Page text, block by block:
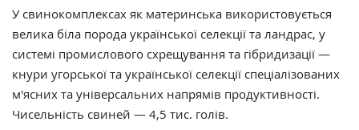
У свинокомплексах як материнська використовується
велика біла порода української селекції та ландрас, у
системі промислового схрещування та гібридизації —
кнури угорської та української селекції спеціалізованих
м'ясних та універсальних напрямів продуктивності.
Чисельність свиней — 4,5 тис. голів.